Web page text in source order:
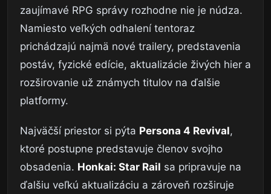
zaujímavé RPG správy rozhodne nie je núdza.
Namiesto veľkých odhalení tentoraz
prichádzajú najmä nové trailery, predstavenia
postáv, fyzické edície, aktualizácie živých hier a
rozširovanie už známych titulov na ďalšie
platformy.
Najväčší priestor si pýta Persona 4 Revival,
ktoré postupne predstavuje členov svojho
obsadenia. Honkai: Star Rail sa pripravuje na
ďalšiu veľkú aktualizáciu a zároveň rozširuje